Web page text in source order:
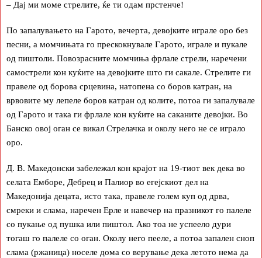
– Дај ми моме стрелите, ќе ти одам прстенче!
По запалувањето на Гарото, вечерта, девојките играле оро без
песни, а момчињата го прескокнувале Гарото, играле и пукале
од пиштоли. Повозрасните момчиња фрлале стрели, наречени
самострели кон куќите на девојките што ги сакале. Стрелите ги
правеле од борова срцевина, натопена со боров катран, на
врвовите му лепеле боров катран од колите, потоа ги запалувале
од Гарото и така ги фрлале кон куќите на саканите девојки. Во
Банско овој оган се викал Стрелачка и околу него не се играло
оро.
Д. В. Македонски забележал кон крајот на 19-тиот век дека во
селата Емборе, Дебрец и Палиор во егејскиот дел на
Македонија децата, исто така, правеле голем куп од дрва,
смреки и слама, наречен Ерле и навечер на празникот го палеле
со пукање од пушка или пиштол. Ако тоа не успеело дури
тогаш го палеле со оган. Околу него пееле, а потоа запален сноп
слама (ржаница) носеле дома со верување дека летото нема да